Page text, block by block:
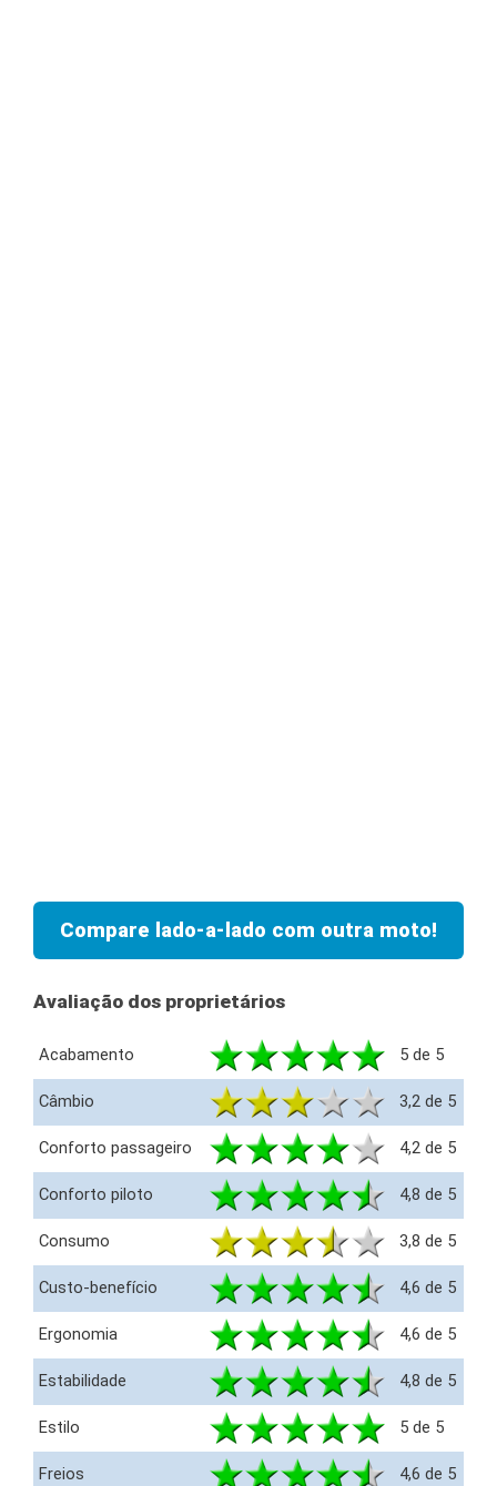
Compare lado-a-lado com outra moto!
Avaliação dos proprietários
Acabamento 5 de 5
Câmbio 3,2 de 5
Conforto passageiro 4,2 de 5
Conforto piloto 4,8 de 5
Consumo 3,8 de 5
Custo-benefício 4,6 de 5
Ergonomia 4,6 de 5
Estabilidade 4,8 de 5
Estilo 5 de 5
Freios 4,6 de 5